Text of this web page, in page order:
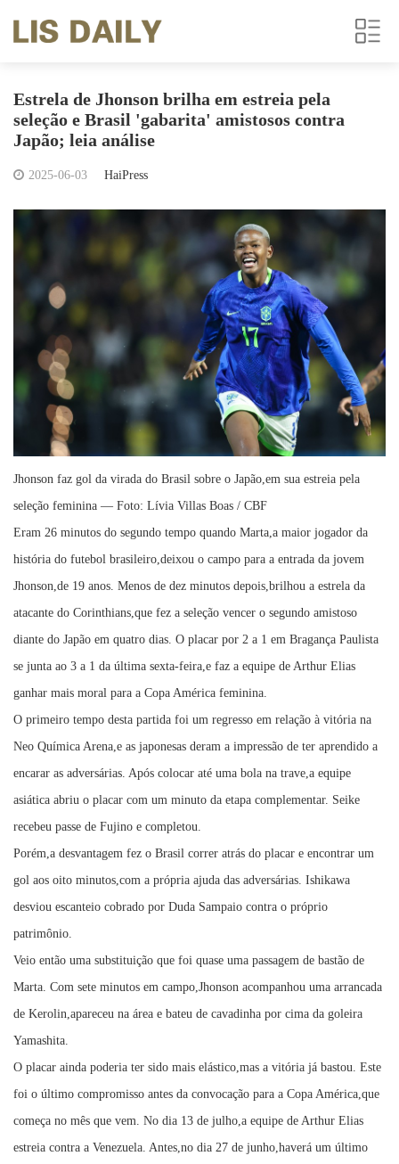
Estrela de Jhonson brilha em estreia pela
seleção e Brasil 'gabarita' amistosos contra
Japão; leia análise
2025-06-03 HaiPress
Jhonson faz gol da virada do Brasil sobre o Japão,em sua estreia pela
seleção feminina — Foto: Lívia Villas Boas / CBF
Eram 26 minutos do segundo tempo quando Marta,a maior jogador da
história do futebol brasileiro,deixou o campo para a entrada da jovem
Jhonson,de 19 anos. Menos de dez minutos depois,brilhou a estrela da
atacante do Corinthians,que fez a seleção vencer o segundo amistoso
diante do Japão em quatro dias. O placar por 2 a 1 em Bragança Paulista
se junta ao 3 a 1 da última sexta-feira,e faz a equipe de Arthur Elias
ganhar mais moral para a Copa América feminina.
O primeiro tempo desta partida foi um regresso em relação à vitória na
Neo Química Arena,e as japonesas deram a impressão de ter aprendido a
encarar as adversárias. Após colocar até uma bola na trave,a equipe
asiática abriu o placar com um minuto da etapa complementar. Seike
recebeu passe de Fujino e completou.
Porém,a desvantagem fez o Brasil correr atrás do placar e encontrar um
gol aos oito minutos,com a própria ajuda das adversárias. Ishikawa
desviou escanteio cobrado por Duda Sampaio contra o próprio
patrimônio.
Veio então uma substituição que foi quase uma passagem de bastão de
Marta. Com sete minutos em campo,Jhonson acompanhou uma arrancada
de Kerolin,apareceu na área e bateu de cavadinha por cima da goleira
Yamashita.
O placar ainda poderia ter sido mais elástico,mas a vitória já bastou. Este
foi o último compromisso antes da convocação para a Copa América,que
começa no mês que vem. No dia 13 de julho,a equipe de Arthur Elias
estreia contra a Venezuela. Antes,no dia 27 de junho,haverá um último